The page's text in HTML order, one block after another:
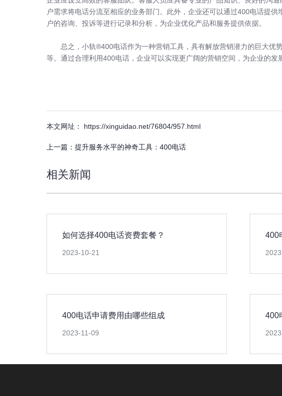
户需求将电话分流至相应的业务部门。此外，企业还可以通过400电话提
户的咨询、投诉等进行记录和分析，为企业优化产品和服务提供依据。
总之，小轨®400电话作为一种营销工具，具有解放营销潜力的巨大优势
等。通过合理利用400电话，企业可以实现更广阔的营销空间，为企业的发
本文网址： https://xinguidao.net/76804/957.html
上一篇： 提升服务水平的神奇工具：400电话
相关新闻
如何选择400电话资费套餐？
2023-10-21
400
400电话申请费用由哪些组成
2023-11-09
400